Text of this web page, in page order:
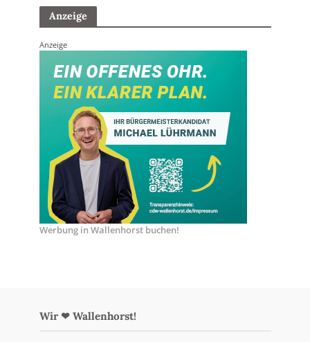
Anzeige
Anzeige
Werbung in Wallenhorst buchen!
Wir ❤ Wallenhorst!